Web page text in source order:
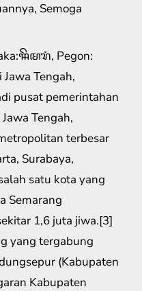
Semoga
Pegon:
pusat pemerintahan
Tengah,
terbesar
Surabaya,
satu kota yang
Semarang
1,6 juta jiwa.[3]
yang tergabung
(Kabupaten
Kabupaten